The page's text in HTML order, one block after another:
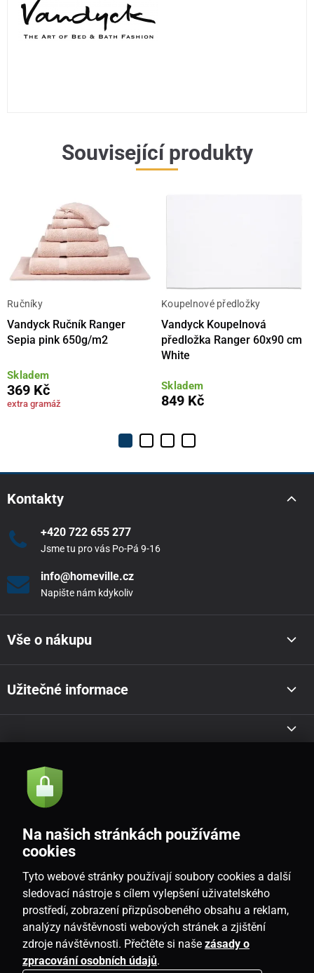
Související produkty
Ručníky
Vandyck Ručník Ranger
Sepia pink 650g/m2
Skladem
369 Kč
extra gramáž
Koupelnové předložky
Vandyck Koupelnová
předložka Ranger 60x90 cm
White
Skladem
849 Kč
Kontakty
+420 722 655 277
Jsme tu pro vás Po-Pá 9-16
info@homeville.cz
Napište nám kdykoliv
Vše o nákupu
Užitečné informace
Akce a novinky e-mailem
Souhlasím sezásadami zpracování osobních údajů
CZ
Na našich stránkách používáme
cookies
Tyto webové stránky používají soubory cookies a další
sledovací nástroje s cílem vylepšení uživatelského
prostředí, zobrazení přizpůsobeného obsahu a reklam,
analýzy návštěvnosti webových stránek a zjištění
zdroje návštěvnosti. Přečtěte si naše zásady o
zpracování osobních údajů.